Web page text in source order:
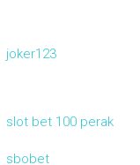
joker123
slot bet 100 perak
sbobet